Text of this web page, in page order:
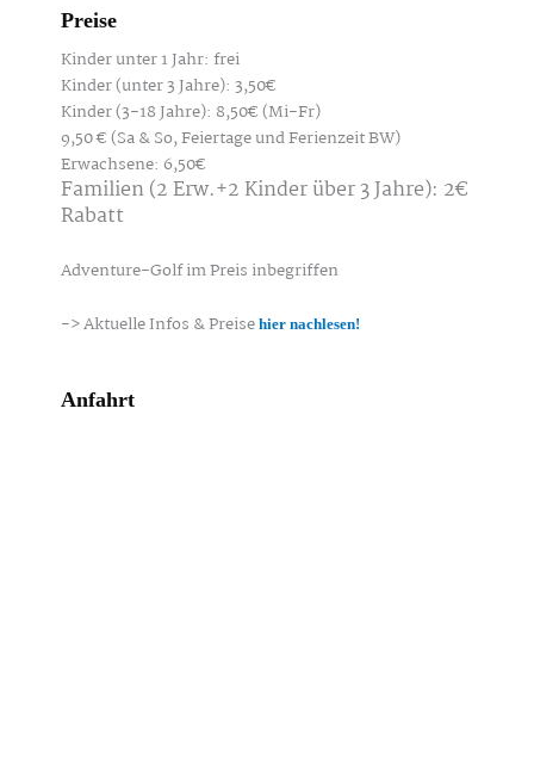
Preise
Kinder unter 1 Jahr: frei
Kinder (unter 3 Jahre): 3,50€
Kinder (3-18 Jahre): 8,50€ (Mi-Fr)
9,50 € (Sa & So, Feiertage und Ferienzeit BW)
Erwachsene: 6,50€
Familien (2 Erw.+2 Kinder über 3 Jahre): 2€
Rabatt
Adventure-Golf im Preis inbegriffen
-> Aktuelle Infos & Preisehier nachlesen!
Anfahrt